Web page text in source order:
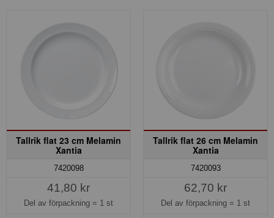
Tallrik flat 23 cm Melamin
Xantia
7420098
41,80 kr
Del av förpackning = 1 st
Tallrik flat 26 cm Melamin
Xantia
7420093
62,70 kr
Del av förpackning = 1 st